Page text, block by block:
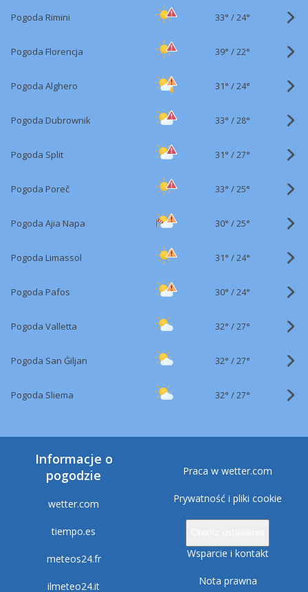
Pogoda Rimini 33° /24°
Pogoda Florencja 39° /22°
Pogoda Alghero 31° /24°
Pogoda Dubrownik 33° /28°
Pogoda Split 31° /27°
Pogoda Poreč 33° /25°
Pogoda Ajia Napa 30° /25°
Pogoda Limassol 31° /24°
Pogoda Pafos 30° /24°
Pogoda Valletta 32° /27°
Pogoda San Ġiljan 32° /27°
Pogoda Sliema 32° /27°
Informacje o
pogodzie
wetter.com
tiempo.es
meteos24.fr
ilmeteo24.it
Praca w wetter.com
Prywatność i pliki cookie
Wsparcie i kontakt
Nota prawna